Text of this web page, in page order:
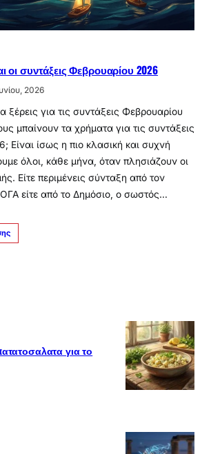
οι συντάξεις Φεβρουαρίου 2026
2026
για τις συντάξεις Φεβρουαρίου
μπαίνουν τα χρήματα για τις συντάξεις
Είναι ίσως η πιο κλασική και συχνή
όλοι, κάθε μήνα, όταν πλησιάζουν οι
Είτε περιμένεις σύνταξη από τον
είτε από το Δημόσιο, ο σωστός…
για το